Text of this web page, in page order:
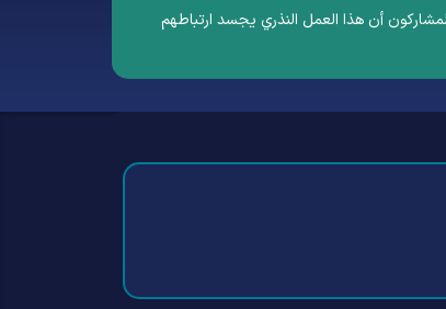
أن هذا العمل النذري يجسد ارتباطهم